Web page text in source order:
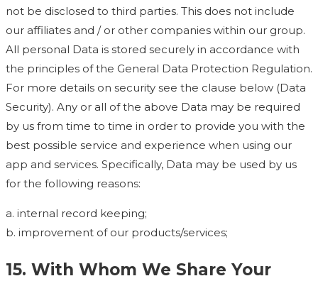
not be disclosed to third parties. This does not include
our affiliates and / or other companies within our group.
All personal Data is stored securely in accordance with
the principles of the General Data Protection Regulation.
For more details on security see the clause below (Data
Security). Any or all of the above Data may be required
by us from time to time in order to provide you with the
best possible service and experience when using our
app and services. Specifically, Data may be used by us
for the following reasons:
a. internal record keeping;
b. improvement of our products/services;
15. With Whom We Share Your